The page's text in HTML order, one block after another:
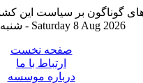
شنبه ۱۷ مرداد ۱۴۰۵ - Saturday 8 Aug 2026
صفحه نخست
ارتباط با ما
درباره موسسه